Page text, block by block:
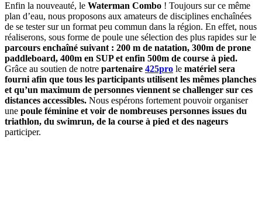
Enfin la nouveauté, le Waterman Combo ! Toujours sur ce même
plan d’eau, nous proposons aux amateurs de disciplines enchaînées
de se tester sur un format peu commun dans la région. En effet, nous
réaliserons, sous forme de poule une sélection des plus rapides sur le
parcours enchaîné suivant : 200 m de natation, 300m de prone
paddleboard, 400m en SUP et enfin 500m de course à pied.
Grâce au soutien de notre partenaire 425pro le matériel sera
fourni afin que tous les participants utilisent les mêmes planches
et qu’un maximum de personnes viennent se challenger sur ces
distances accessibles. Nous espérons fortement pouvoir organiser
une poule féminine et voir de nombreuses personnes issues du
triathlon, du swimrun, de la course à pied et des nageurs
participer.